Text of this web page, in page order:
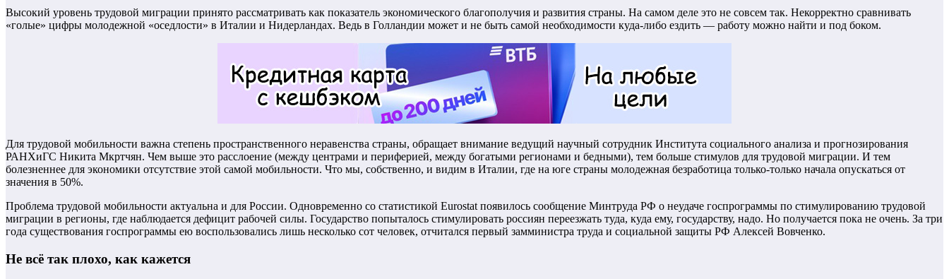
Высокий уровень трудовой миграции принято рассматривать как показатель экономического благополучия и развития страны. На самом деле это не совсем так. Некорректно сравнивать
«голые» цифры молодежной «оседлости» в Италии и Нидерландах. Ведь в Голландии может и не быть самой необходимости куда-либо ездить — работу можно найти и под боком.
Для трудовой мобильности важна степень пространственного неравенства страны, обращает внимание ведущий научный сотрудник Института социального анализа и прогнозирования
РАНХиГС Никита Мкртчян. Чем выше это расслоение (между центрами и периферией, между богатыми регионами и бедными), тем больше стимулов для трудовой миграции. И тем
болезненнее для экономики отсутствие этой самой мобильности. Что мы, собственно, и видим в Италии, где на юге страны молодежная безработица только-только начала опускаться от
значения в 50%.
Проблема трудовой мобильности актуальна и для России. Одновременно со статистикой Eurostat появилось сообщение Минтруда РФ о неудаче госпрограммы по стимулированию трудовой
миграции в регионы, где наблюдается дефицит рабочей силы. Государство попыталось стимулировать россиян переезжать туда, куда ему, государству, надо. Но получается пока не очень. За три
года существования госпрограммы ею воспользовались лишь несколько сот человек, отчитался первый замминистра труда и социальной защиты РФ Алексей Вовченко.
Не всё так плохо, как кажется